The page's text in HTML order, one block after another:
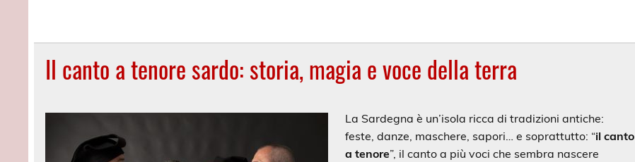
Il canto a tenore sardo: storia, magia e voce della terra
La Sardegna è un’isola ricca di tradizioni antiche:
feste, danze, maschere, sapori… e soprattutto: “il canto
a tenore”, il canto a più voci che sembra nascere